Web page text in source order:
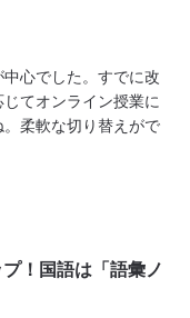
心でした。すでに改
てオンライン授業に
柔軟な切り替えがで
！国語は「語彙ノ